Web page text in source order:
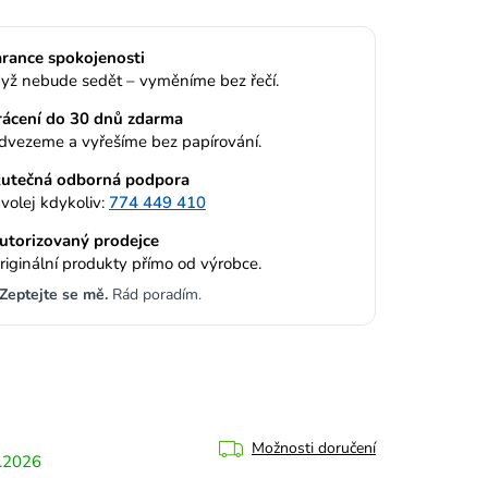
spokojenosti
nebude sedět – vyměníme bez řečí.
do 30 dnů zdarma
a vyřešíme bez papírování.
odborná podpora
kdykoliv: 774 449 410
prodejce
produkty přímo od výrobce.
Zeptejte se mě.Rád poradím.
Možnosti doručení